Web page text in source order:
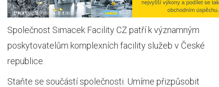
Společnost Simacek Facility CZ patří k významným
poskytovatelům komplexních facility služeb v České
republice.
Staňte se součástí společnosti. Umíme přizpůsobit